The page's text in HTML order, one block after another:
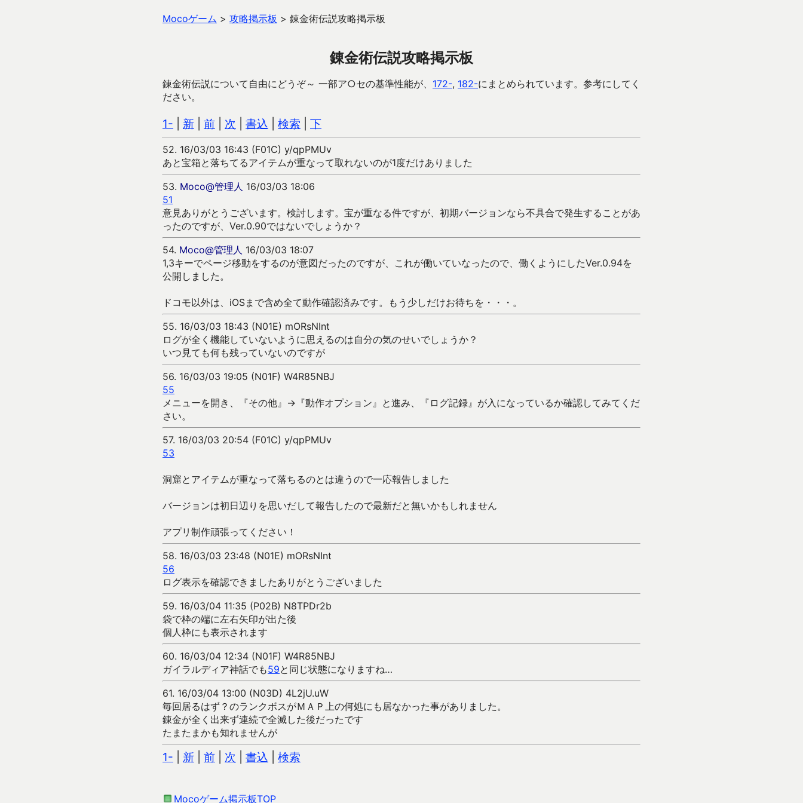
Mocoゲーム > 攻略掲示板 > 錬金術伝説攻略掲示板
錬金術伝説攻略掲示板
錬金術伝説について自由にどうぞ～ 一部ア○セの基準性能が、 172-, 182-にまとめられています。参考にしてく
ださい。
1- 新 前 次 書込 検索 下
52. 16/03/03 16:43 (F01C) y/qpPMUv
あと宝箱と落ちてるアイテムが重なって取れないのが1度だけありました
53. Moco@管理人 16/03/03 18:06
51
意見ありがとうございます。検討します。宝が重なる件ですが、初期バージョンなら不具合で発生することがあ
ったのですが、Ver.0.90ではないでしょうか？
54. Moco@管理人 16/03/03 18:07
1,3キーでページ移動をするのが意図だったのですが、これが働いていなったので、働くようにしたVer.0.94を
公開しました。
ドコモ以外は、iOSまで含め全て動作確認済みです。もう少しだけお待ちを・・・。
55. 16/03/03 18:43 (N01E) mORsNInt
ログが全く機能していないように思えるのは自分の気のせいでしょうか？
いつ見ても何も残っていないのですが
56. 16/03/03 19:05 (N01F) W4R85NBJ
55
メニューを開き、『その他』→『動作オプション』と進み、『ログ記録』が入になっているか確認してみてくだ
さい。
57. 16/03/03 20:54 (F01C) y/qpPMUv
53
洞窟とアイテムが重なって落ちるのとは違うので一応報告しました
バージョンは初日辺りを思いだして報告したので最新だと無いかもしれません
アプリ制作頑張ってください！
58. 16/03/03 23:48 (N01E) mORsNInt
56
ログ表示を確認できましたありがとうございました
59. 16/03/04 11:35 (P02B) N8TPDr2b
袋で枠の端に左右矢印が出た後
個人枠にも表示されます
60. 16/03/04 12:34 (N01F) W4R85NBJ
ガイラルディア神話でも59と同じ状態になりますね…
61. 16/03/04 13:00 (N03D) 4L2jU.uW
毎回居るはず？のランクボスがＭＡＰ上の何処にも居なかった事がありました。
錬金が全く出来ず連続で全滅した後だったです
たまたまかも知れませんが
1- 新 前 次 書込 検索
Mocoゲーム掲示板TOP